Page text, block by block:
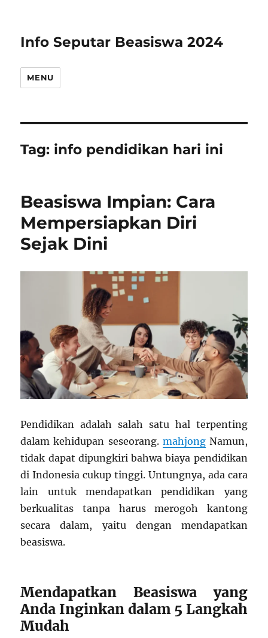
Info Seputar Beasiswa 2024
MENU
Tag: info pendidikan hari ini
Beasiswa Impian: Cara
Mempersiapkan Diri
Sejak Dini
Pendidikan adalah salah satu hal terpenting
dalam kehidupan seseorang. mahjongNamun,
tidak dapat dipungkiri bahwa biaya pendidikan
di Indonesia cukup tinggi. Untungnya, ada cara
lain untuk mendapatkan pendidikan yang
berkualitas tanpa harus merogoh kantong
secara dalam, yaitu dengan mendapatkan
beasiswa.
Mendapatkan Beasiswa yang
Anda Inginkan dalam 5 Langkah
Mudah